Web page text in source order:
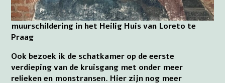
muurschildering in het Heilig Huis van Loreto te
Praag
Ook bezoek ik de schatkamer op de eerste
verdieping van de kruisgang met onder meer
relieken en monstransen. Hier zijn nog meer